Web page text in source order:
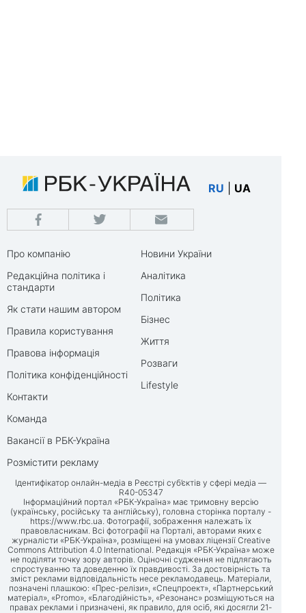
RU UA
Про компанію
Редакційна політика і
стандарти
Як стати нашим автором
Правила користування
Правова інформація
Політика конфіденційності
Контакти
Команда
Вакансії в РБК-Україна
Розмістити рекламу
Новини України
Аналітика
Політика
Бізнес
Життя
Розваги
Lifestyle
Ідентифікатор онлайн-медіа в Реєстрі суб’єктів у сфері медіа —
R40-05347
Інформаційний портал «РБК-Україна» має тримовну версію
(українську, російську та англійську), головна сторінка порталу -
https://www.rbc.ua. Фотографії, зображення належать їх
правовласникам. Всі фотографії на Порталі, авторами яких є
журналісти «РБК-Україна», розміщені на умовах ліцензії Creative
Commons Attribution 4.0 International. Редакція «РБК-Україна» може
не поділяти точку зору авторів. Оціночні судження не підлягають
спростуванню та доведенню їх правдивості. За достовірність та
зміст реклами відповідальність несе рекламодавець. Матеріали,
позначені плашкою: «Прес-релізи», «Спецпроект», «Партнерський
матеріал», «Promo», «Благодійність», «Резонанс» розміщуються на
правах реклами і призначені, як правило, для осіб, які досягли 21-